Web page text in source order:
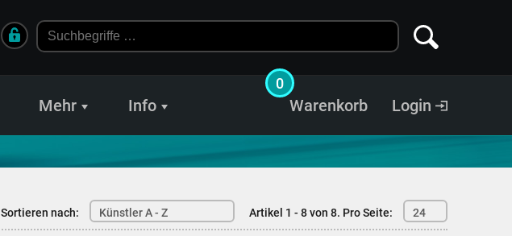
Mehr Info Login
Warenkorb
0
Sortieren nach: Künstler A - Z Artikel 1 - 8 von 8. Pro Seite: 24